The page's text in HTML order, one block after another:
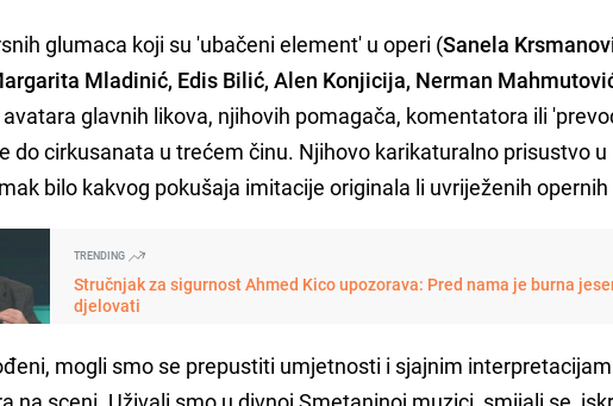
glumaca koji su 'ubačeni element' u operi (Sanela
Mladinić, Edis Bilić, Alen Konjicija, Nerman
glavnih likova, njihovih pomagača, komentatora ili
do cirkusanata u trećem činu. Njihovo karikaturalno prisustvo
bilo kakvog pokušaja imitacije originala li uvriježenih
TRENDING
Stručnjak za sigurnost Ahmed Kico upozorava: Pred nama je burna
djelovati
mogli smo se prepustiti umjetnosti i sjajnim